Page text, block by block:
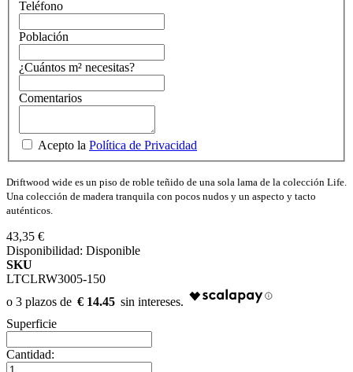
Teléfono
Población
¿Cuántos m² necesitas?
Comentarios
Acepto la Política de Privacidad
Driftwood wide es un piso de roble teñido de una sola lama de la colección Life.
Una colección de madera tranquila con pocos nudos y un aspecto y tacto
auténticos.
43,35 €
Disponibilidad: Disponible
SKU
LTCLRW3005-150
€ 14.45
Superficie
Cantidad: